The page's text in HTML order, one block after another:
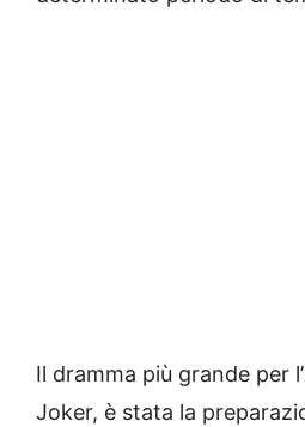
Il dramma più grande per
Joker, è stata la